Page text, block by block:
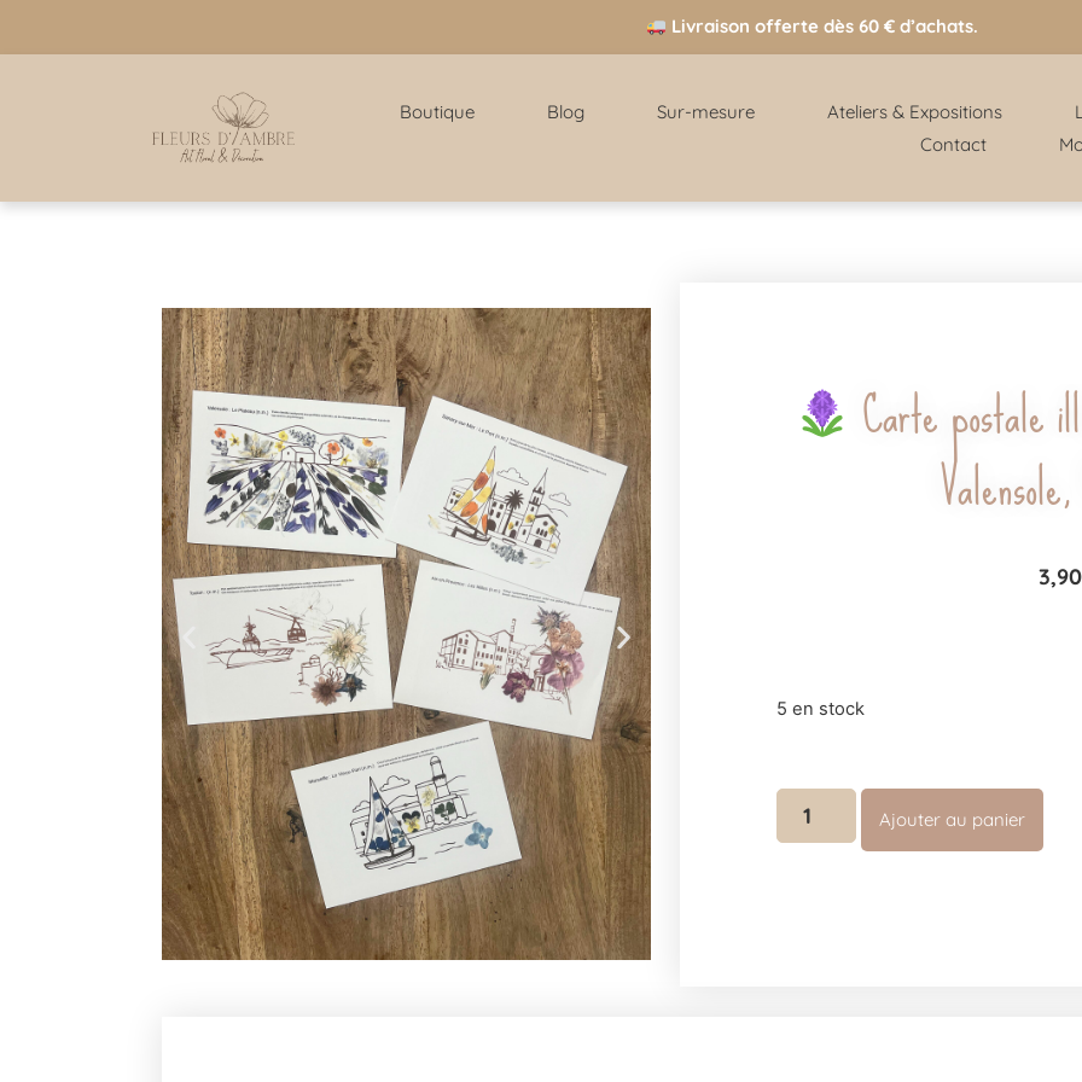
Livraison offerte dès 60 € d’achats.
Boutique Blog Sur-mesure Ateliers & Expositions
Contact
Carte postale
5 en stock
Ajouter au panier